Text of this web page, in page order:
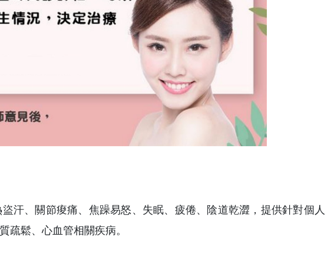
汗、關節痠痛、焦躁易怒、失眠、疲倦、陰道乾澀，提供針對個人
疏鬆、心血管相關疾病。